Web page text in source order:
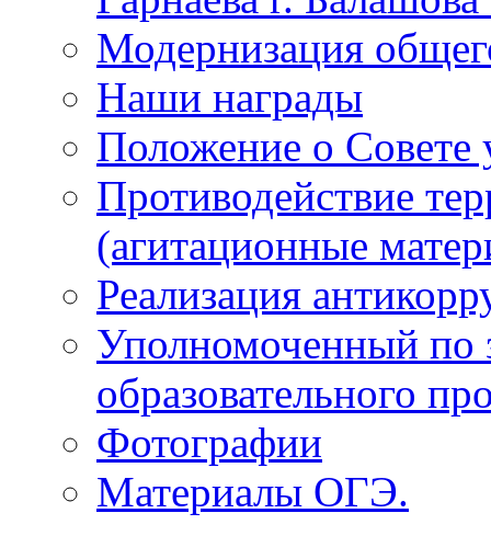
Модернизация
Наши награды
Положение о Совете
Противодействие
(агитационные
Реализация
Уполномоченный по
образовательного
Фотографии
Материалы ОГЭ.